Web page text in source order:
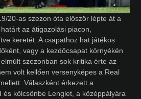
20-as szezon óta először lépte át a
az átigazolási piacon,
keretét. A csapathoz hat játékos
vagy a kezdőcsapat környékén
szezonban sok kritika érte az
volt kellően versenyképes a Real
Válaszként érkezett a
és kölcsönbe Lenglet, a középpályára